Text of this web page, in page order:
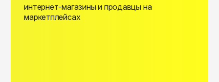
интернет‑магазины и продавцы на
маркетплейсах